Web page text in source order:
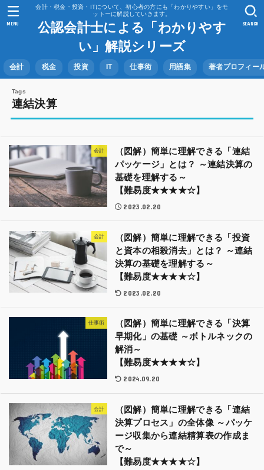
会計・税金・投資・ITについて、初心者の方にも「わかりやすい」をモ
ットーに解説していきます。
公認会計士による「わかりやす
い」解説シリーズ
会計 税金 投資 IT 仕事術 用語集 著者プロフィー
SEARCH
MENU
連結決算
会計
（図解）簡単に理解できる「連結
パッケージ」とは？ ～連結決算の
基礎を理解する～
【難易度★★★★☆】
2023.02.20
会計
（図解）簡単に理解できる「投資
と資本の相殺消去」とは？ ～連結
決算の基礎を理解する～
【難易度★★★★☆】
2023.02.20
仕事術
（図解）簡単に理解できる「決算
早期化」の基礎 ～ボトルネックの
解消～
【難易度★★★★☆】
2024.09.20
会計
（図解）簡単に理解できる「連結
決算プロセス」の全体像 ～パッケ
ージ収集から連結精算表の作成ま
で～
【難易度★★★★☆】